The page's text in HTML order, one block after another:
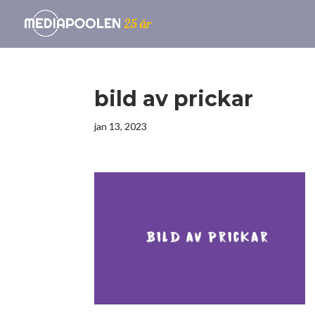
bild av prickar
jan 13, 2023